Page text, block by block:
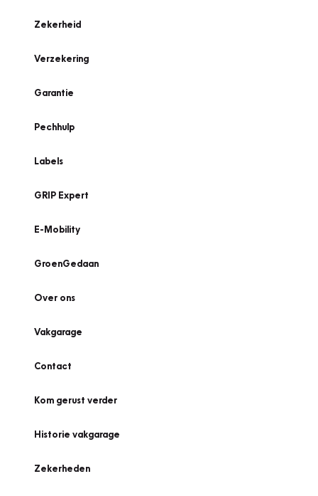
Zekerheid
Verzekering
Garantie
Pechhulp
Labels
GRIP Expert
E-Mobility
GroenGedaan
Over ons
Vakgarage
Contact
Kom gerust verder
Historie vakgarage
Zekerheden